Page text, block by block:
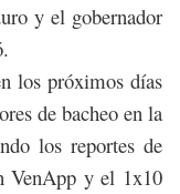
y el gobernador
los próximos días
de bacheo en la
los reportes de
VenApp y el 1x10